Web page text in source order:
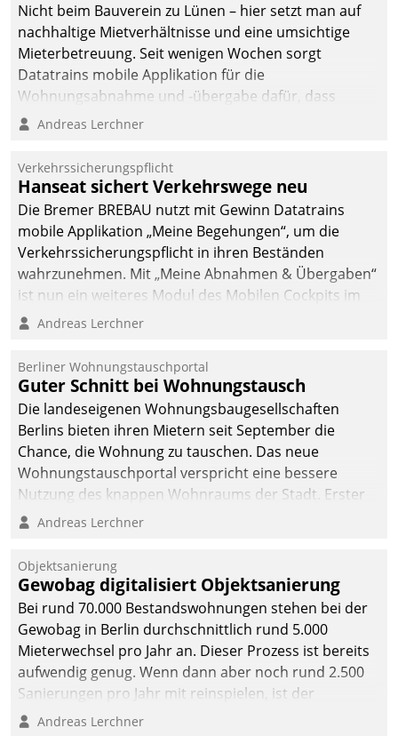
Nicht beim Bauverein zu Lünen – hier setzt man auf
nachhaltige Mietverhältnisse und eine umsichtige
Mieterbetreuung. Seit wenigen Wochen sorgt
Datatrains mobile Applikation für die
Wohnungsabnahme und -übergabe dafür, dass
Mieter wohlgeordnet kommen und, so es sein muss,
Andreas Lerchner
Verkehrssicherungspflicht
Hanseat sichert Verkehrswege neu
Die Bremer BREBAU nutzt mit Gewinn Datatrains
mobile Applikation „Meine Begehungen“, um die
Verkehrssicherungspflicht in ihren Beständen
wahrzunehmen. Mit „Meine Abnahmen & Übergaben“
ist nun ein weiteres Modul des Mobilen Cockpits im
Einsatz.
Andreas Lerchner
Berliner Wohnungstauschportal
Guter Schnitt bei Wohnungstausch
Die landeseigenen Wohnungsbaugesellschaften
Berlins bieten ihren Mietern seit September die
Chance, die Wohnung zu tauschen. Das neue
Wohnungstauschportal verspricht eine bessere
Nutzung des knappen Wohnraums der Stadt. Erster
Anwendungsfall für Datatrains Lösung API-Hub mit
Unternehmen.
Andreas Lerchner
Objektsanierung
Gewobag digitalisiert Objektsanierung
Bei rund 70.000 Bestandswohnungen stehen bei der
Gewobag in Berlin durchschnittlich rund 5.000
Mieterwechsel pro Jahr an. Dieser Prozess ist bereits
aufwendig genug. Wenn dann aber noch rund 2.500
Sanierungen pro Jahr mit reinspielen, ist der
Betreuungs- und Organisationsaufwand immens. Im
Andreas Lerchner